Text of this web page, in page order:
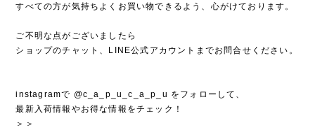
すべての方が気持ちよくお買い物できるよう、心がけております。
ご不明な点がございましたら
ショップのチャット、LINE公式アカウントまでお問合せください。
instagramで @c_a_p_u_c_a_p_u をフォローして、
最新入荷情報やお得な情報をチェック！
＞＞